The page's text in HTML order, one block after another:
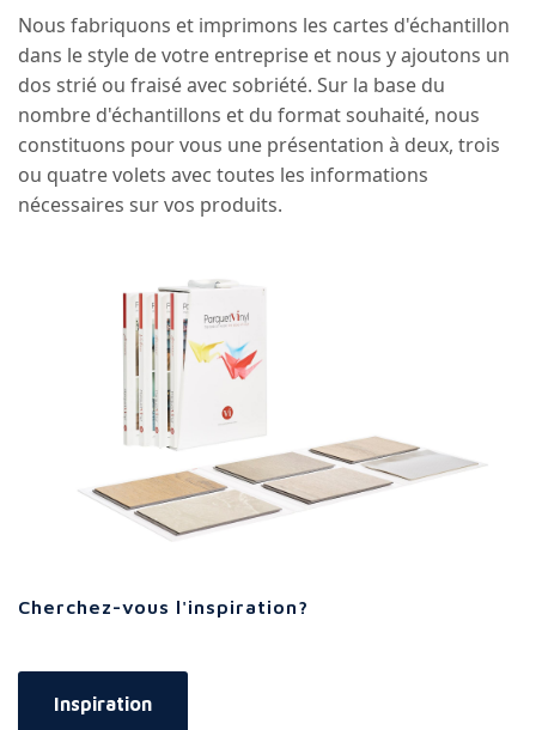
Nous fabriquons et imprimons les cartes d'échantillon
dans le style de votre entreprise et nous y ajoutons un
dos strié ou fraisé avec sobriété. Sur la base du
nombre d'échantillons et du format souhaité, nous
constituons pour vous une présentation à deux, trois
ou quatre volets avec toutes les informations
nécessaires sur vos produits.
Cherchez-vous l'inspiration?
Inspiration